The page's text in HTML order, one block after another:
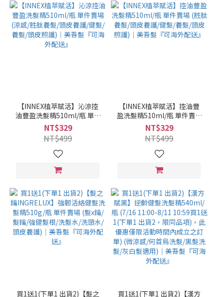
【INNEX植萃賦活】沁涼控
油豐盈洗髮精510ml/瓶 單件
賣場 (涼感/胜肽養髮/頭皮養
護/健髮/養髮/頭皮照護)｜美
吾髮『可海外配送』
NT$329
NT$499
【INNEX植萃賦活】控油豐
盈洗髮精510ml/瓶 單件賣場
(胜肽養髮/頭皮養護/健髮/養
髮/頭皮照護)｜美吾髮『可海
外配送』
NT$329
NT$499
買1送1(下單1 出貨2)【髮之
買1送1(下單1 出貨2)【漢方